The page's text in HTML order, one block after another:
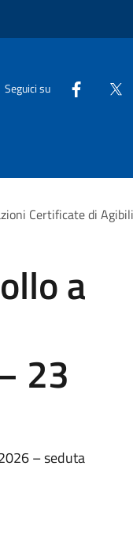
Seguici su
Certificate di
a
23
– seduta